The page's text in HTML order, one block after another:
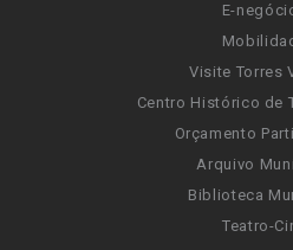
E-
Visite Torres
Centro Histórico de
Orçamento
Arquivo
Biblioteca
Teatro-